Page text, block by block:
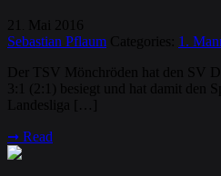
Mai
2016
Sebastian Pflaum Categories: 1.
Der TSV Mönchröden hat den SV
3:1 (2:1) besiegt und hat damit den
Landesliga […]
➞ Read